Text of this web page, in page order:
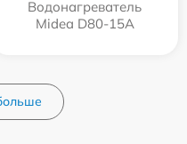
Водонагреватель
Midea D80-15A